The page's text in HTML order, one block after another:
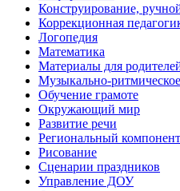
Конструирование,
Коррекционная
Логопедия
Математика
Материалы для
Музыкально-
Обучение грамоте
Окружающий мир
Развитие речи
Региональный компонент
Рисование
Сценарии праздников
Управление ДОУ